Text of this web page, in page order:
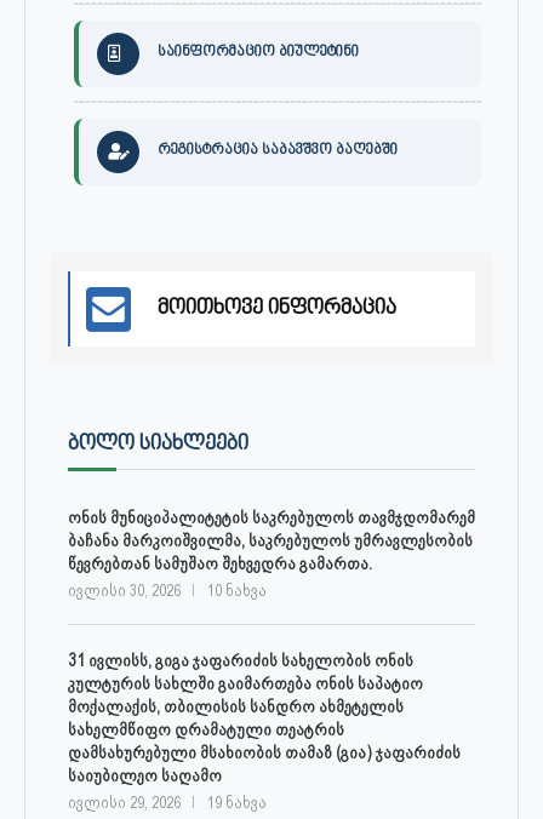
საინფორმაციო ბიულეტინი
რეგისტრაცია საბავშვო ბაღებში
მოითხოვე ინფორმაცია
ᲑᲝᲚᲝ ᲡᲘᲐᲮᲚᲔᲔᲑᲘ
ონის მუნიციპალიტეტის საკრებულოს თავმჯდომარემ
ბაჩანა მარკოიშვილმა, საკრებულოს უმრავლესობის
წევრებთან სამუშაო შეხვედრა გამართა.
ივლისი 30, 2026 10 ნახვა
31 ივლისს, გიგა ჯაფარიძის სახელობის ონის
კულტურის სახლში გაიმართება ონის საპატიო
მოქალაქის, თბილისის სანდრო ახმეტელის
სახელმწიფო დრამატული თეატრის
დამსახურებული მსახიობის თამაზ (გია) ჯაფარიძის
საიუბილეო საღამო
ივლისი 29, 2026 19 ნახვა